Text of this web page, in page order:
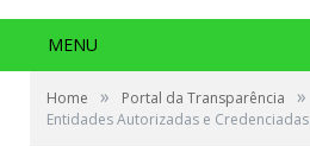
MENU
Home » Portal da Transparência »
Entidades Autorizadas e Credenciadas